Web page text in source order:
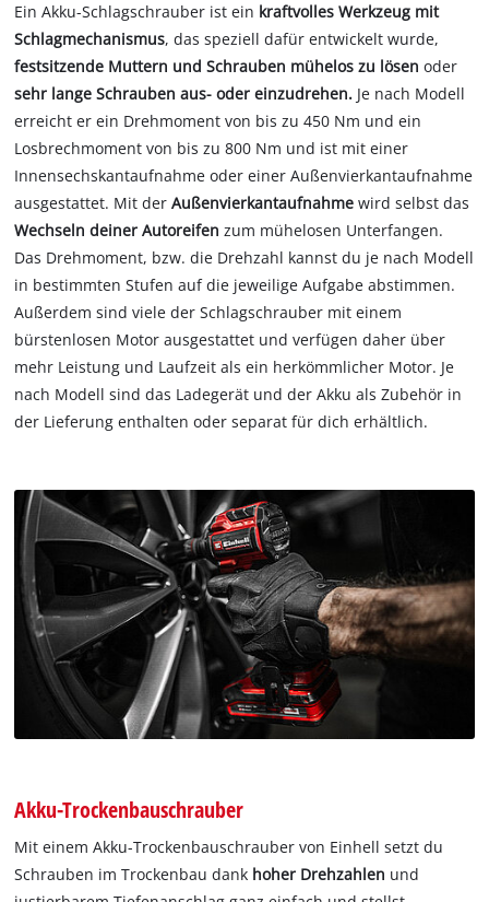
Ein Akku-Schlagschrauber ist ein kraftvolles Werkzeug mit
Schlagmechanismus, das speziell dafür entwickelt wurde,
festsitzende Muttern und Schrauben mühelos zu lösenoder
sehr lange Schrauben aus- oder einzudrehen. Je nach Modell
erreicht er ein Drehmoment von bis zu 450 Nm und ein
Losbrechmoment von bis zu 800 Nm und ist mit einer
Innensechskantaufnahme oder einer Außenvierkantaufnahme
ausgestattet. Mit derAußenvierkantaufnahmewird selbst das
Wechseln deiner Autoreifen zum mühelosen Unterfangen.
Das Drehmoment, bzw. die Drehzahl kannst du je nach Modell
in bestimmten Stufen auf die jeweilige Aufgabe abstimmen.
Außerdem sind viele der Schlagschrauber mit einem
bürstenlosen Motor ausgestattet und verfügen daher über
mehr Leistung und Laufzeit als ein herkömmlicher Motor. Je
nach Modell sind das Ladegerät und der Akku als Zubehör in
der Lieferung enthalten oder separat für dich erhältlich.
Akku-Trockenbauschrauber
Mit einem Akku-Trockenbauschrauber von Einhell setzt du
Schrauben im Trockenbau dank hoher Drehzahlen und